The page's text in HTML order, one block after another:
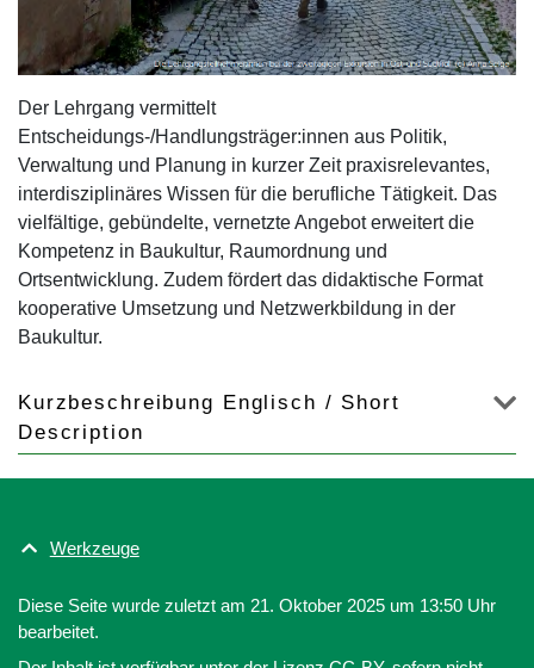
Der Lehrgang vermittelt
Entscheidungs-/Handlungsträger:innen aus Politik,
Verwaltung und Planung in kurzer Zeit praxisrelevantes,
interdisziplinäres Wissen für die berufliche Tätigkeit. Das
vielfältige, gebündelte, vernetzte Angebot erweitert die
Kompetenz in Baukultur, Raumordnung und
Ortsentwicklung. Zudem fördert das didaktische Format
kooperative Umsetzung und Netzwerkbildung in der
Baukultur.
Kurzbeschreibung Englisch / Short
Description
Werkzeuge
Diese Seite wurde zuletzt am 21. Oktober 2025 um 13:50 Uhr
bearbeitet.